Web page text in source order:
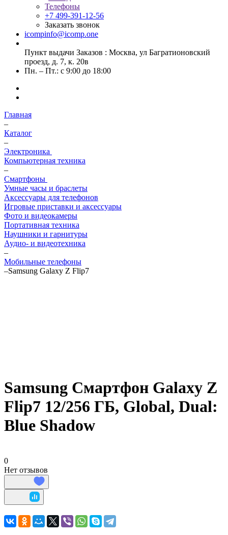
Телефоны
+7 499-391-12-56
Заказать звонок
icompinfo@icomp.one
Пункт выдачи Заказов : Москва, ул Багратионовский
проезд, д. 7, к. 20в
Пн. – Пт.: с 9:00 до 18:00
Главная
–
Каталог
–
Электроника
Компьютерная техника
–
Смартфоны
Умные часы и браслеты
Аксессуары для телефонов
Игровые приставки и аксессуары
Фото и видеокамеры
Портативная техника
Наушники и гарнитуры
Аудио- и видеотехника
–
Мобильные телефоны
–Samsung Galaxy Z Flip7
Samsung Смартфон Galaxy Z
Flip7 12/256 ГБ, Global, Dual:
Blue Shadow
0
Нет отзывов